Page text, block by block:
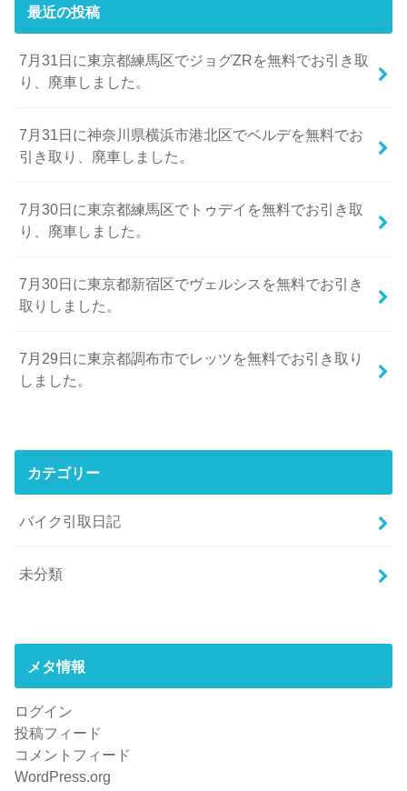
最近の投稿
7月31日に東京都練馬区でジョグZRを無料でお引き取
り、廃車しました。
7月31日に神奈川県横浜市港北区でベルデを無料でお
引き取り、廃車しました。
7月30日に東京都練馬区でトゥデイを無料でお引き取
り、廃車しました。
7月30日に東京都新宿区でヴェルシスを無料でお引き
取りしました。
7月29日に東京都調布市でレッツを無料でお引き取り
しました。
カテゴリー
バイク引取日記
未分類
メタ情報
ログイン
投稿フィード
コメントフィード
WordPress.org